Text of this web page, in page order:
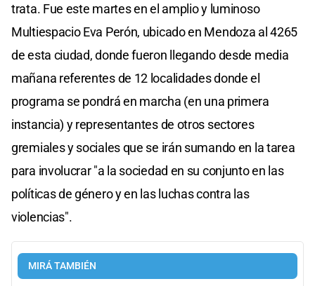
trata. Fue este martes en el amplio y luminoso
Multiespacio Eva Perón, ubicado en Mendoza al 4265
de esta ciudad, donde fueron llegando desde media
mañana referentes de 12 localidades donde el
programa se pondrá en marcha (en una primera
instancia) y representantes de otros sectores
gremiales y sociales que se irán sumando en la tarea
para involucrar "a la sociedad en su conjunto en las
políticas de género y en las luchas contra las
violencias".
MIRÁ TAMBIÉN